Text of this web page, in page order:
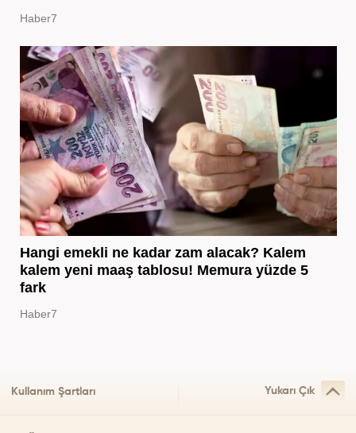
Haber7
Hangi emekli ne kadar zam alacak? Kalem
kalem yeni maaş tablosu! Memura yüzde 5
fark
Haber7
Kullanım Şartları Yukarı Çık